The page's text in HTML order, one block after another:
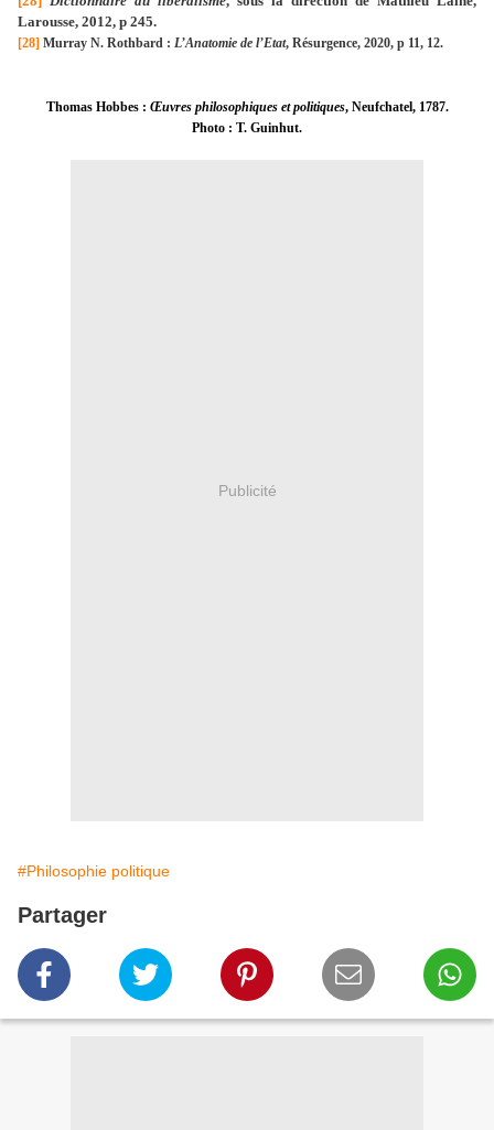
Larousse, 2012, p 245.
[28] Murray N. Rothbard : L’Anatomie de l’Etat, Résurgence, 2020, p 11, 12.
Thomas Hobbes : Œuvresphilosophiques et politiques, Neufchatel, 1787.
Photo : T. Guinhut.
Publicité
#Philosophie politique
Partager